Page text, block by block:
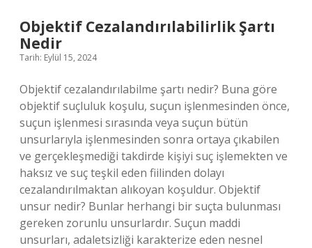
Objektif Cezalandırılabilirlik Şartı
Nedir
Tarih: Eylül 15, 2024
Objektif cezalandırılabilme şartı nedir? Buna göre
objektif suçluluk koşulu, suçun işlenmesinden önce,
suçun işlenmesi sırasında veya suçun bütün
unsurlarıyla işlenmesinden sonra ortaya çıkabilen
ve gerçekleşmediği takdirde kişiyi suç işlemekten ve
haksız ve suç teşkil eden fiilinden dolayı
cezalandırılmaktan alıkoyan koşuldur. Objektif
unsur nedir? Bunlar herhangi bir suçta bulunması
gereken zorunlu unsurlardır. Suçun maddi
unsurları, adaletsizliği karakterize eden nesnel